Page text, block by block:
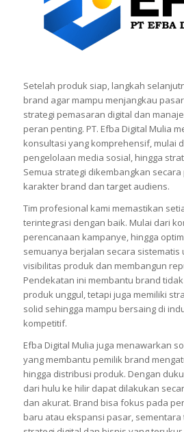
Setelah produk siap, langkah
brand agar mampu menjangkau
strategi pemasaran digital dan
peran penting. PT. Efba Digital Mulia
konsultasi yang komprehensif, mulai
pengelolaan media sosial, hingga
Semua strategi dikembangkan
karakter brand dan target audiens.
Tim profesional kami memastikan
terintegrasi dengan baik. Mulai dari
perencanaan kampanye, hingga
semuanya berjalan secara sistematis
visibilitas produk dan membangun
Pendekatan ini membantu brand
produk unggul, tetapi juga memiliki
solid sehingga mampu bersaing di
kompetitif.
Efba Digital Mulia juga menawarkan
yang membantu pemilik brand
hingga distribusi produk. Dengan
dari hulu ke hilir dapat dilakukan
dan akurat. Brand bisa fokus pada
baru atau ekspansi pasar, sementara